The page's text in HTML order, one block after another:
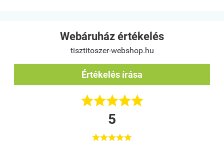
Webáruház értékelés
tisztitoszer-webshop.hu
Értékelés írása

5
